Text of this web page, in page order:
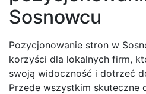
Sosnowcu
Pozycjonowanie stron w
korzyści dla lokalnych firm,
swoją widoczność i dotrzeć
Przede wszystkim skuteczne